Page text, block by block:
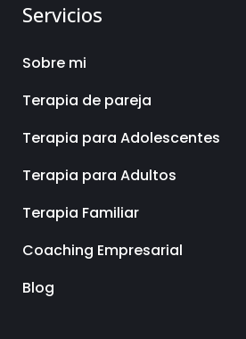
Servicios
Sobre mi
Terapia de pareja
Terapia para Adolescentes
Terapia para Adultos
Terapia Familiar
Coaching Empresarial
Blog